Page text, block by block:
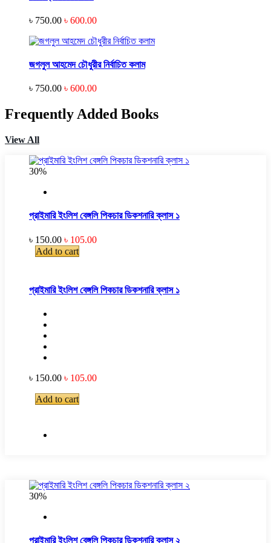
৳ 750.00 ৳ 600.00
জগলুল আহমেদ চৌধুরীর নির্বাচিত কলাম
৳ 750.00 ৳ 600.00
Frequently Added Books
View All
30%
প্রাইমারি ইংলিশ বেঙ্গলি পিকচার ডিকশনারি ক্লাস ১
৳ 150.00 ৳ 105.00
Add to cart
প্রাইমারি ইংলিশ বেঙ্গলি পিকচার ডিকশনারি ক্লাস ১
৳ 150.00 ৳ 105.00
Add to cart
30%
প্রাইমারি ইংলিশ বেঙ্গলি পিকচার ডিকশনারি ক্লাস ২